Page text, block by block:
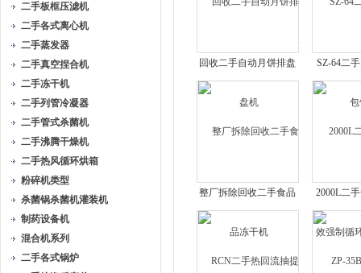
二手板框压滤机
二手各式离心机
二手蒸发器
二手真空捏合机
二手冻干机
二手列管冷凝器
二手管式杀菌机
二手沸腾干燥机
二手热风循环烘箱
粉碎机类型
杀菌锅杀菌机灌装机
制药设备机
混合机系列
二手各式锅炉
回收二手自动月饼排盘
机
SZ-64二
整厂拆除回收二手食品
冻干机
2000L二
强制循环